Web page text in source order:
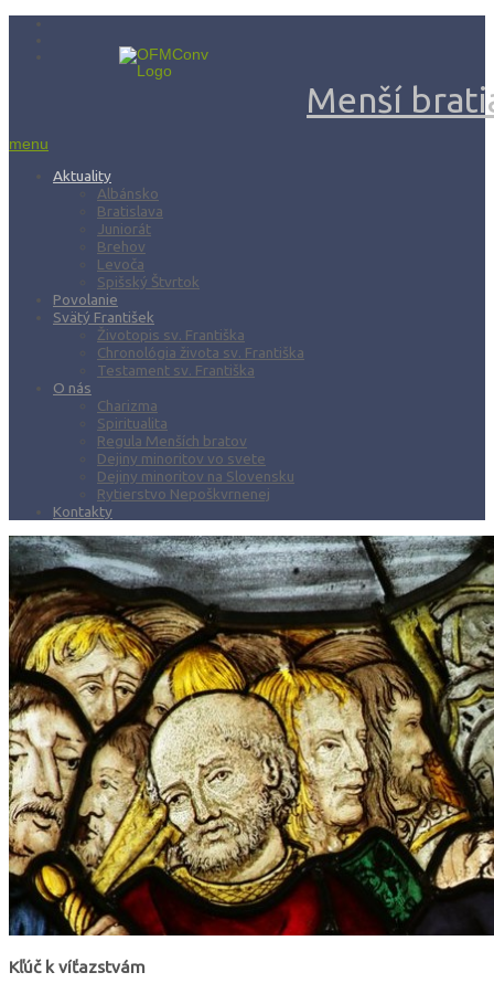
Menší
menu
Aktuality
Albánsko
Bratislava
Juniorát
Brehov
Levoča
Spišský Štvrtok
Povolanie
Svätý František
Životopis sv. Františka
Chronológia života sv. Františka
Testament sv. Františka
O nás
Charizma
Spiritualita
Regula Menších bratov
Dejiny minoritov vo svete
Dejiny minoritov na Slovensku
Rytierstvo Nepoškvrnenej
Kontakty
Kľúč k víťazstvám